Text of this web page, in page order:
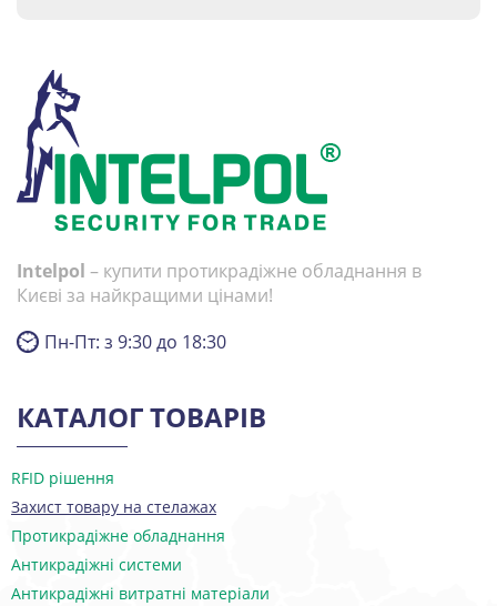
Intelpol – купити протикрадіжне обладнання в
Києві за найкращими цінами!
Пн-Пт: з 9:30 до 18:30
КАТАЛОГ ТОВАРІВ
RFID рішення
Захист товару на стелажах
Протикрадіжне обладнання
Антикрадіжні системи
Антикрадіжні витратні матеріали